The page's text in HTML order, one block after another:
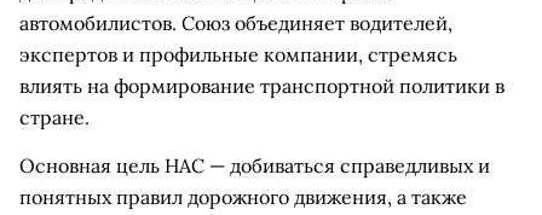
автомобилистов. Союз объединяет водителей,
экспертов и профильные компании, стремясь
влиять на формирование транспортной политики в
стране.
Основная цель НАС — добиваться справедливых и
понятных правил дорожного движения, а также